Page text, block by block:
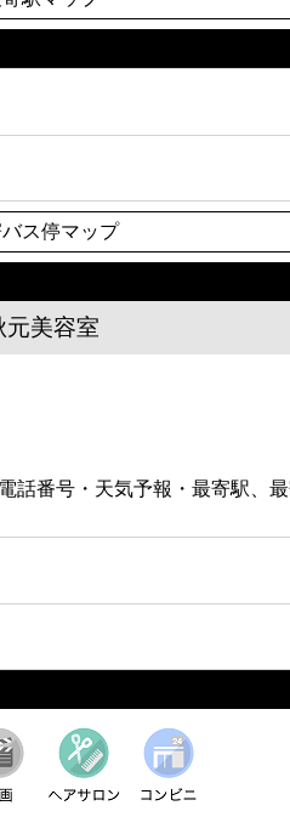
ス停マップ
元美容室
番号・天気予報・最寄駅、